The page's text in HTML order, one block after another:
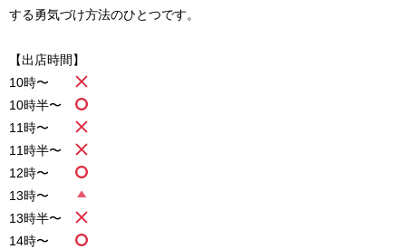
する勇気づけ方法のひとつです。
【出店時間】
10時〜
10時半〜
11時〜
11時半〜
12時〜
13時〜
13時半〜
14時〜